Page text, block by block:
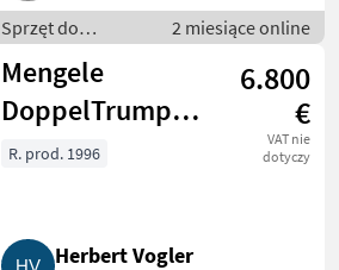
Sprzęt do
nawożenia i
nawadniania /
Rozsiewacze
kompostu i
obornika
2 miesiące online
Mengele
DoppelTrumpf S
6.800-H
6.800
€
VAT nie
dotyczy
R. prod. 1996
Herbert Vogler